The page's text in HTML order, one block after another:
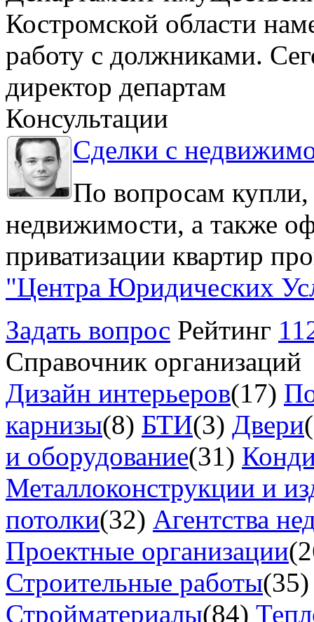
Костромской области
работу с должниками.
директор департам
Консультации
Сделки с
По вопросам
недвижимости, а также
приватизации квартир
"Центра Юридических
Задать вопрос Рейтинг
Справочник организаций
Дизайн интерьеров(17)
карнизы(8) БТИ(3) Двери
и оборудование(31)
Металлоконструкции и
потолки(32) Агентства
Проектные организации
Строительные работы(35)
Стройматериалы(84)